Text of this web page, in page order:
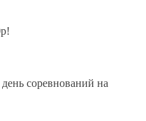
соревнований на